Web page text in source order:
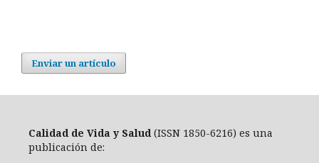
Enviar un artículo
Calidad de Vida y Salud(ISSN 1850-6216) es una
publicación de: